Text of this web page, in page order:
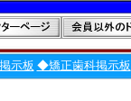
示板 ◆矯正歯科掲示板